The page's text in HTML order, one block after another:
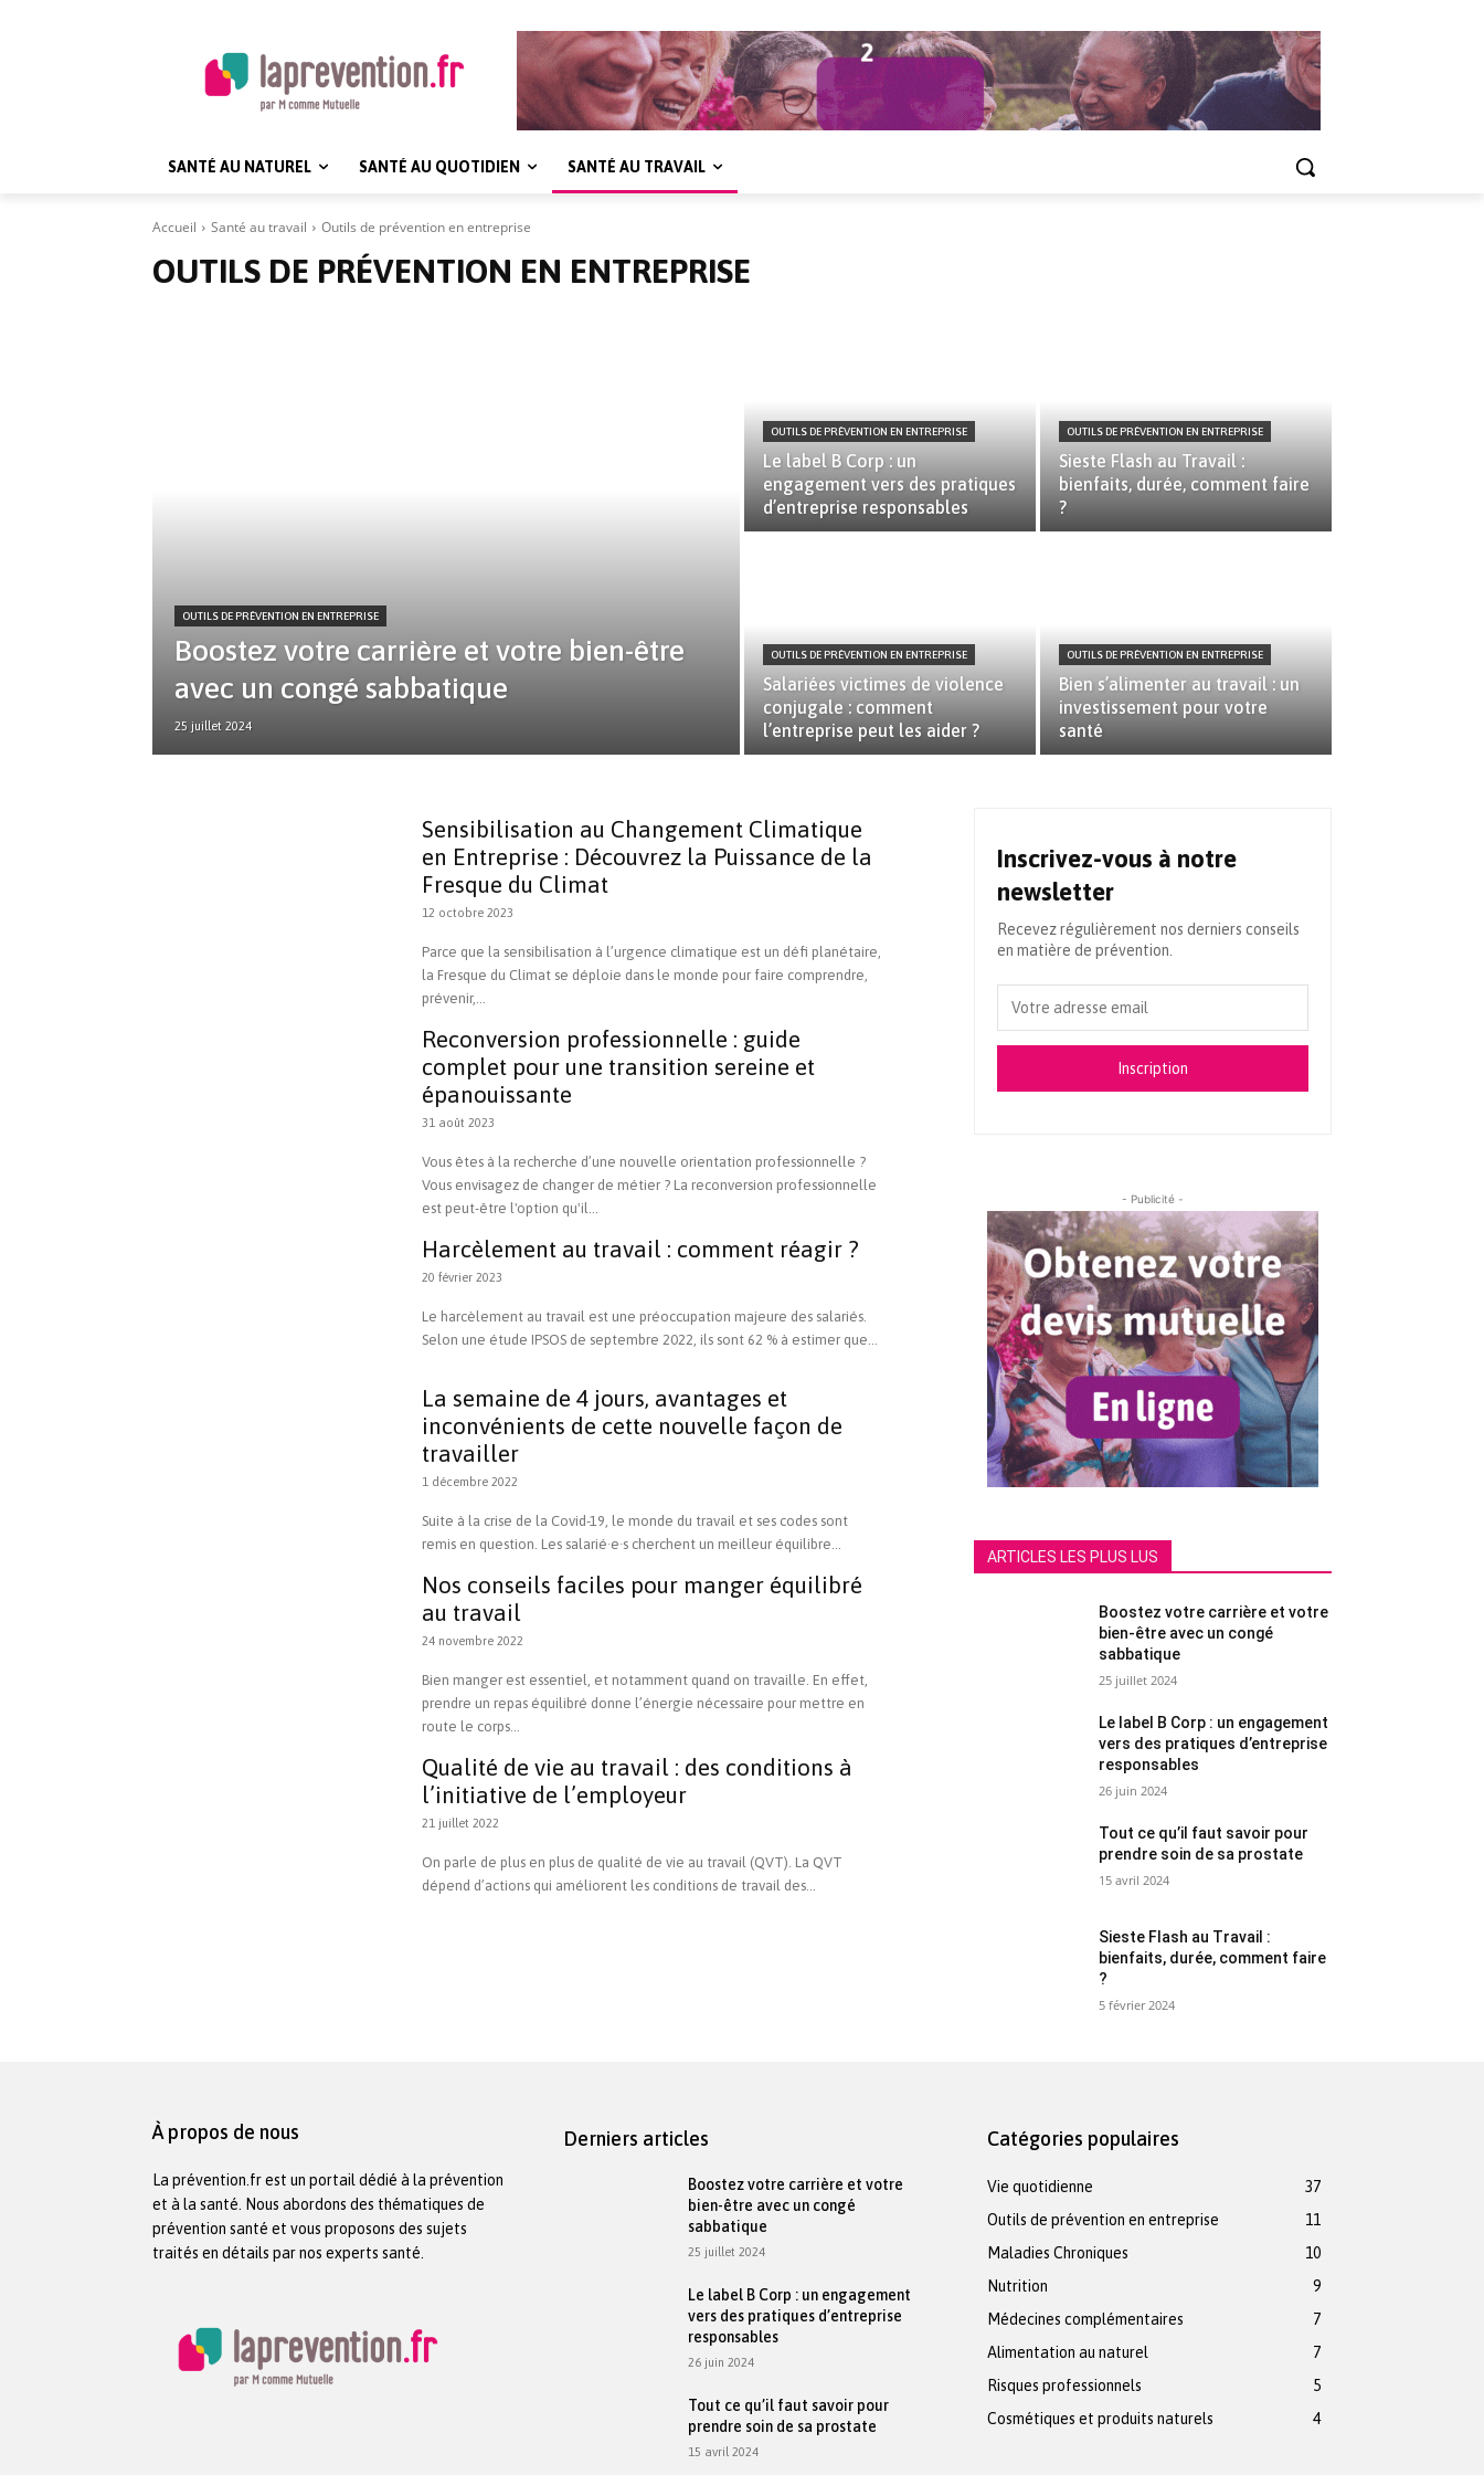
SANTÉ AU NATUREL SANTÉ AU QUOTIDIEN SANTÉ AU TRAVAIL
Accueil Santé au travail Outils de prévention en entreprise
OUTILS DE PRÉVENTION EN ENTREPRISE
OUTILS DE PRÉVENTION EN ENTREPRISE
Boostez votre carrière et votre bien-être
avec un congé sabbatique
25 juillet 2024
OUTILS DE PRÉVENTION EN ENTREPRISE
Le label B Corp : un
engagement vers des pratiques
d’entreprise responsables
OUTILS DE PRÉVENTION EN ENTREPRISE
Sieste Flash au Travail :
bienfaits, durée, comment faire
?
OUTILS DE PRÉVENTION EN ENTREPRISE
Salariées victimes de violence
conjugale : comment
l’entreprise peut les aider ?
OUTILS DE PRÉVENTION EN ENTREPRISE
Bien s’alimenter au travail : un
investissement pour votre
santé
Sensibilisation au Changement Climatique
en Entreprise : Découvrez la Puissance de la
Fresque du Climat
12 octobre 2023
Parce que la sensibilisation à l’urgence climatique est un défi planétaire,
la Fresque du Climat se déploie dans le monde pour faire comprendre,
prévenir,...
Reconversion professionnelle : guide
complet pour une transition sereine et
épanouissante
31 août 2023
Vous êtes à la recherche d’une nouvelle orientation professionnelle ?
Vous envisagez de changer de métier ? La reconversion professionnelle
est peut-être l'option qu'il...
Harcèlement au travail : comment réagir ?
20 février 2023
Le harcèlement au travail est une préoccupation majeure des salariés.
Selon une étude IPSOS de septembre 2022, ils sont 62 % à estimer que...
La semaine de 4 jours, avantages et
inconvénients de cette nouvelle façon de
travailler
1 décembre 2022
Suite à la crise de la Covid-19, le monde du travail et ses codes sont
remis en question. Les salarié·e·s cherchent un meilleur équilibre...
Nos conseils faciles pour manger équilibré
au travail
24 novembre 2022
Bien manger est essentiel, et notamment quand on travaille. En effet,
prendre un repas équilibré donne l’énergie nécessaire pour mettre en
route le corps...
Qualité de vie au travail : des conditions à
l’initiative de l’employeur
21 juillet 2022
On parle de plus en plus de qualité de vie au travail (QVT). La QVT
dépend d’actions qui améliorent les conditions de travail des...
Inscrivez-vous à notre
newsletter
Recevez régulièrement nos derniers conseils
en matière de prévention.
Inscription
- Publicité -
ARTICLES LES PLUS LUS
Boostez votre carrière et votre
bien-être avec un congé
sabbatique
25 juillet 2024
Le label B Corp : un engagement
vers des pratiques d’entreprise
responsables
26 juin 2024
Tout ce qu’il faut savoir pour
prendre soin de sa prostate
15 avril 2024
Sieste Flash au Travail :
bienfaits, durée, comment faire
?
5 février 2024
À propos de nous
La prévention.fr est un portail dédié à la prévention
et à la santé. Nous abordons des thématiques de
prévention santé et vous proposons des sujets
traités en détails par nos experts santé.
Derniers articles
Boostez votre carrière et votre
bien-être avec un congé
sabbatique
25 juillet 2024
Le label B Corp : un engagement
vers des pratiques d’entreprise
responsables
26 juin 2024
Tout ce qu’il faut savoir pour
prendre soin de sa prostate
15 avril 2024
Catégories populaires
Vie quotidienne
37
Outils de prévention en entreprise
11
Maladies Chroniques
10
Nutrition
9
Médecines complémentaires
7
Alimentation au naturel
7
Risques professionnels
5
Cosmétiques et produits naturels
4